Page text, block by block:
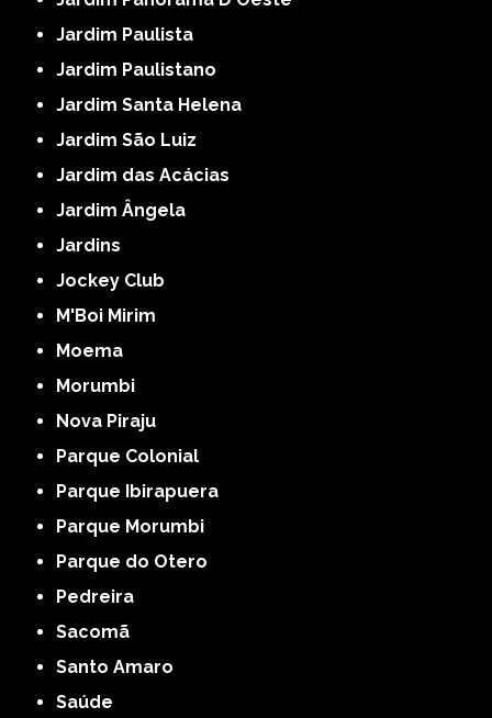
Jardim Paulista
Jardim Paulistano
Jardim Santa Helena
Jardim São Luiz
Jardim das Acácias
Jardim Ângela
Jardins
Jockey Club
M'Boi Mirim
Moema
Morumbi
Nova Piraju
Parque Colonial
Parque Ibirapuera
Parque Morumbi
Parque do Otero
Pedreira
Sacomã
Santo Amaro
Saúde